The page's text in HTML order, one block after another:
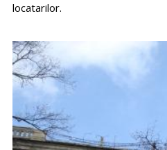
locatarilor.